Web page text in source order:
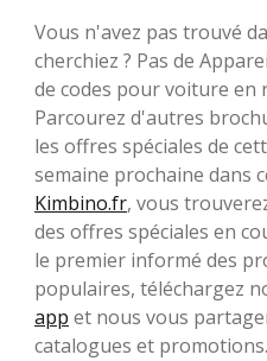
Vous n'avez pas trouvé
cherchiez ? Pas de
de codes pour voiture en
Parcourez d'autres
les offres spéciales de
semaine prochaine dans
Kimbino.fr, vous
des offres spéciales en
le premier informé des
populaires, téléchargez
app et nous vous
catalogues et promotions.